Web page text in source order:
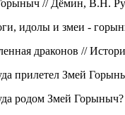
// Дёмин, В.Н.
идолы и змеи -
драконов //
прилетел Змей
родом Змей